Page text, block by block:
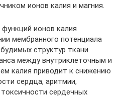
ионов калия и магния.
ионов калия
мембранного потенциала
структур ткани
между внутриклеточным и
калия приводит к снижению
сердца, аритмии,
сердечных